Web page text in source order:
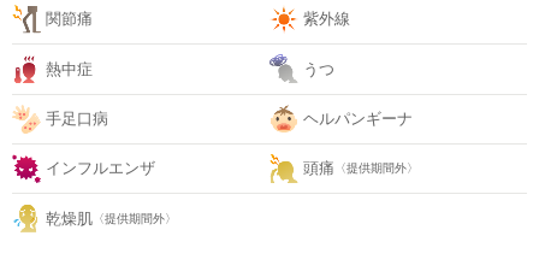
関節痛 紫外線
熱中症 うつ
手足口病 ヘルパンギーナ
インフルエンザ 頭痛 〈提供期間外〉
乾燥肌 〈提供期間外〉